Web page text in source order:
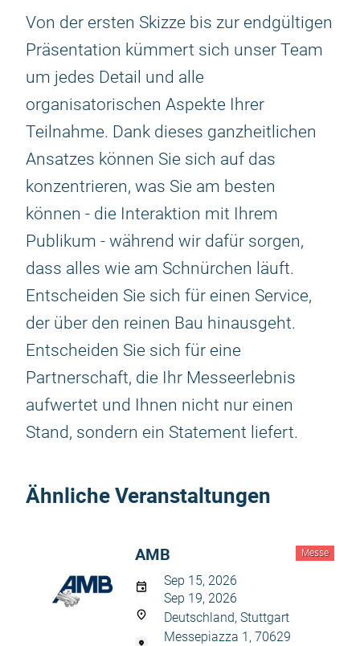
Von der ersten Skizze bis zur endgültigen
Präsentation kümmert sich unser Team
um jedes Detail und alle
organisatorischen Aspekte Ihrer
Teilnahme. Dank dieses ganzheitlichen
Ansatzes können Sie sich auf das
konzentrieren, was Sie am besten
können - die Interaktion mit Ihrem
Publikum - während wir dafür sorgen,
dass alles wie am Schnürchen läuft.
Entscheiden Sie sich für einen Service,
der über den reinen Bau hinausgeht.
Entscheiden Sie sich für eine
Partnerschaft, die Ihr Messeerlebnis
aufwertet und Ihnen nicht nur einen
Stand, sondern ein Statement liefert.
Ähnliche Veranstaltungen
Messe
AMB
Sep 15, 2026
Sep 19, 2026
Deutschland, Stuttgart
Messepiazza 1, 70629